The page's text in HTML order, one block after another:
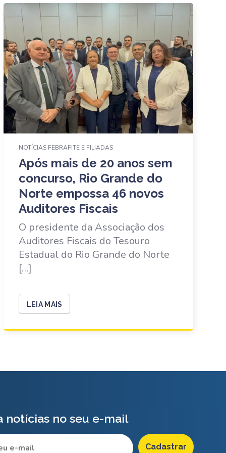
NOTÍCIAS FEBRAFITE E FILIADAS
Após mais de 20 anos sem
concurso, Rio Grande do
Norte empossa 46 novos
Auditores Fiscais
O presidente da Associação dos
Auditores Fiscais do Tesouro
Estadual do Rio Grande do Norte
[…]
LEIA MAIS
notícias no seu e-mail